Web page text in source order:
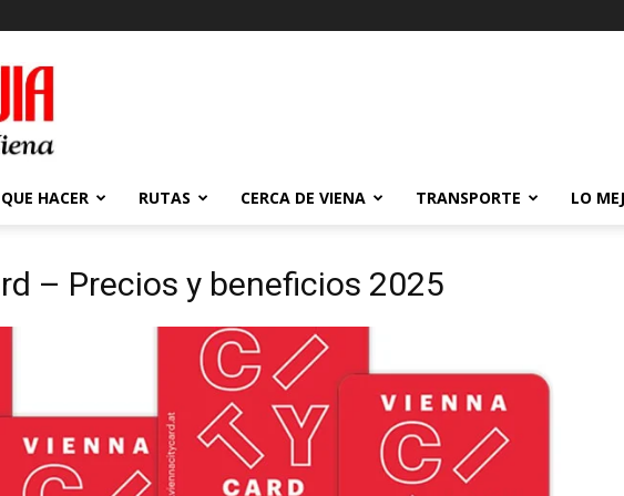
QUE HACER RUTAS CERCA DE VIENA TRANSPORTE LO
– Precios y beneficios 2025